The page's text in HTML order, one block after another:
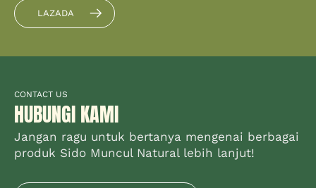
LAZADA
CONTACT US
HUBUNGI KAMI
Jangan ragu untuk bertanya mengenai berbagai
produk Sido Muncul Natural lebih lanjut!